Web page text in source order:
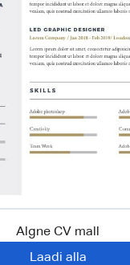
Algne CV mall
Laadi alla